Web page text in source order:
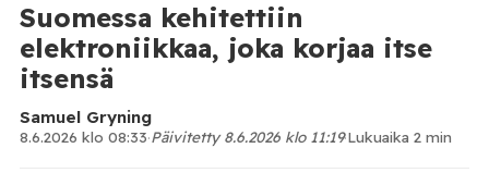
Suomessa kehitettiin
elektroniikkaa, joka korjaa itse
itsensä
Samuel Gryning
8.6.2026 klo 08:33·Päivitetty 8.6.2026 klo 11:19·Lukuaika 2 min